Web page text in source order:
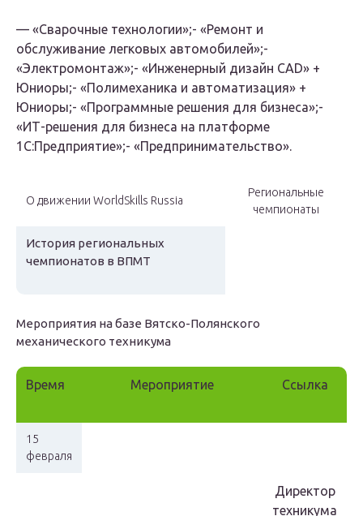
— «Сварочные технологии»;- «Ремонт и
обслуживание легковых автомобилей»;-
«Электромонтаж»;- «Инженерный дизайн CAD» +
Юниоры;- «Полимеханика и автоматизация» +
Юниоры;- «Программные решения для бизнеса»;-
«ИТ-решения для бизнеса на платформе
1С:Предприятие»;- «Предпринимательство».
О движении WorldSkills Russia
Региональные
чемпионаты
История региональных
чемпионатов в ВПМТ
Мероприятия на базе Вятско-Полянского
механического техникума
Время Мероприятие Ссылка
15
февраля
Директор
техникума